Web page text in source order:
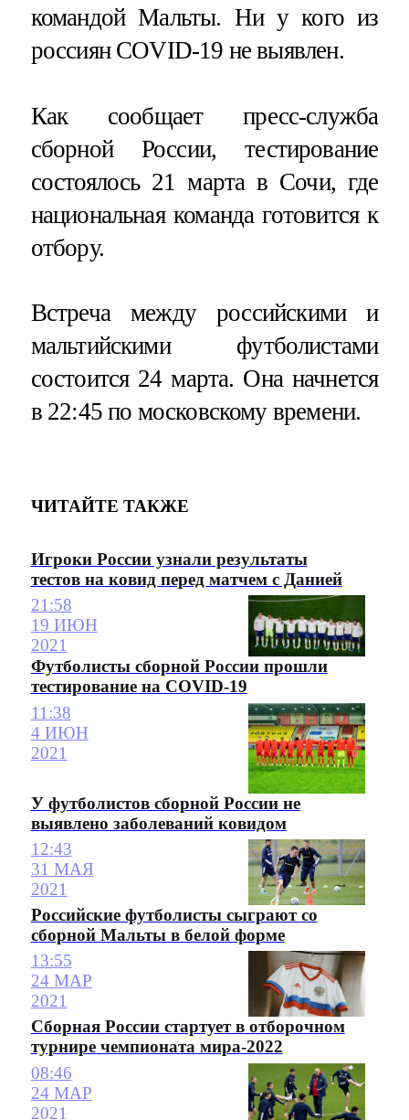
командой Мальты. Ни у кого из
россиян COVID-19 не выявлен.
Как сообщает пресс-служба
сборной России, тестирование
состоялось 21 марта в Сочи, где
национальная команда готовится к
отбору.
Встреча между российскими и
мальтийскими футболистами
состоится 24 марта. Она начнется
в 22:45 по московскому времени.
ЧИТАЙТЕ ТАКЖЕ
Игроки России узнали результаты
тестов на ковид перед матчем с Данией
21:58
19 ИЮН
2021
Футболисты сборной России прошли
тестирование на COVID-19
11:38
4 ИЮН
2021
У футболистов сборной России не
выявлено заболеваний ковидом
12:43
31 МАЯ
2021
Российские футболисты сыграют со
сборной Мальты в белой форме
13:55
24 МАР
2021
Сборная России стартует в отборочном
турнире чемпионата мира-2022
08:46
24 МАР
2021